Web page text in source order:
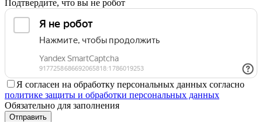
Подтвердите, что вы не робот
Я согласен на обработку персональных данных согласно
политике защиты и обработки персональных данных
Обязательно для заполнения
Отправить